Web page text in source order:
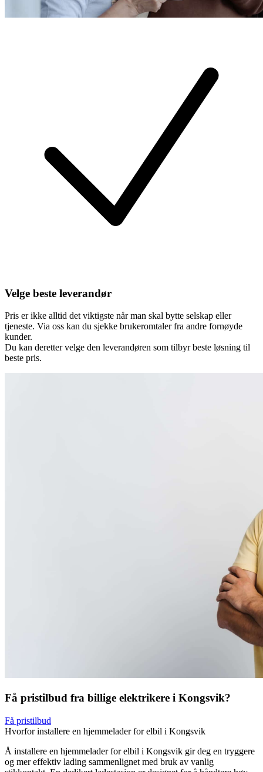
Velge beste leverandør
Pris er ikke alltid det viktigste når man skal bytte selskap eller
tjeneste. Via oss kan du sjekke brukeromtaler fra andre fornøyde
kunder.
Du kan deretter velge den leverandøren som tilbyr beste løsning til
beste pris.
Få pristilbud fra billige elektrikere i Kongsvik?
Få pristilbud
Hvorfor installere en hjemmelader for elbil i Kongsvik
Å installere en hjemmelader for elbil i Kongsvik gir deg en tryggere
og mer effektiv lading sammenlignet med bruk av vanlig